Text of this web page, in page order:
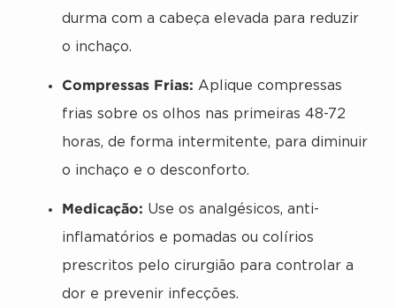
durma com a cabeça elevada para reduzir
o inchaço.
Compressas Frias: Aplique compressas
frias sobre os olhos nas primeiras 48-72
horas, de forma intermitente, para diminuir
o inchaço e o desconforto.
Medicação: Use os analgésicos, anti-
inflamatórios e pomadas ou colírios
prescritos pelo cirurgião para controlar a
dor e prevenir infecções.